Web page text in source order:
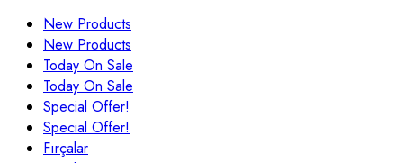
New Products
New Products
Today On Sale
Today On Sale
Special Offer!
Special Offer!
Fırçalar